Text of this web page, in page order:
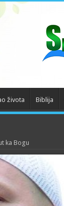
života Biblija
ka Bogu